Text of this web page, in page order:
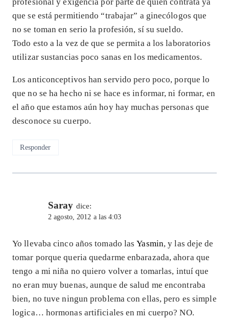
que se está permitiendo “trabajar” a ginecólogos que
no se toman en serio la profesión, sí su sueldo.
Todo esto a la vez de que se permita a los laboratorios
utilizar sustancias poco sanas en los medicamentos.
Los anticonceptivos han servido pero poco, porque lo
que no se ha hecho ni se hace es informar, ni formar, en
el año que estamos aún hoy hay muchas personas que
desconoce su cuerpo.
Responder
Saray dice:
2 agosto, 2012 a las 4:03
Yo llevaba cinco años tomado lasYasmin, y las deje de
tomar porque queria quedarme enbarazada, ahora que
tengo a mi niña no quiero volver a tomarlas, intuí que
no eran muy buenas, aunque de salud me encontraba
bien, no tuve ningun problema con ellas, pero es simple
logica… hormonas artificiales en mi cuerpo? NO.